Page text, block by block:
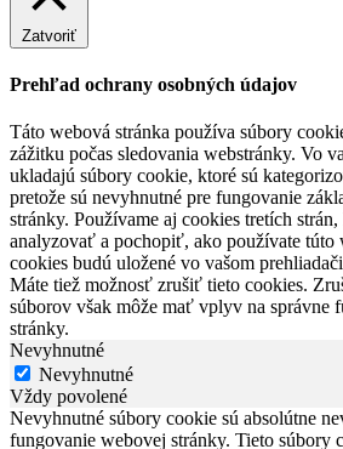
Zatvoriť
Prehľad ochrany osobných údajov
Táto webová stránka používa súbory
zážitku počas sledovania webstránky. Vo
ukladajú súbory cookie, ktoré sú
pretože sú nevyhnutné pre fungovanie
stránky. Používame aj cookies tretích
analyzovať a pochopiť, ako používate túto
cookies budú uložené vo vašom
Máte tiež možnosť zrušiť tieto cookies.
súborov však môže mať vplyv na správne
stránky.
Nevyhnutné
Nevyhnutné
Vždy povolené
Nevyhnutné súbory cookie sú absolútne
fungovanie webovej stránky. Tieto súbory